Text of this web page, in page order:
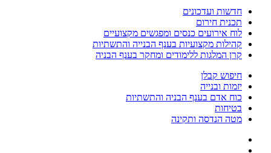
חדשות ועדכונים
תכנית חירום
לוח אירועים כנסים ומפגשים מקצועיים
קהילות מקצועיות בענף הבנייה והתשתיות
קרן המלגות ללימודים ומחקר בענף הבניה
חיפוש קבלן
יזמות ובנייה
כוח אדם בענף הבניה והתשתיות
בטיחות
מטה הנדסה ותקינה